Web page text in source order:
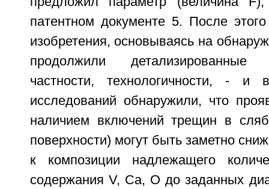
патентном документе 5. После
изобретения, основываясь на
продолжили
частности, технологичности, - и
исследований обнаружили, что
наличием включений трещин в
поверхности) могут быть заметно
к композиции надлежащего
содержания V, Са, О до заданных